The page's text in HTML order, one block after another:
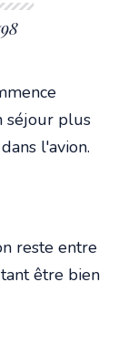
séjour plus
l'avion.
reste entre
être bien